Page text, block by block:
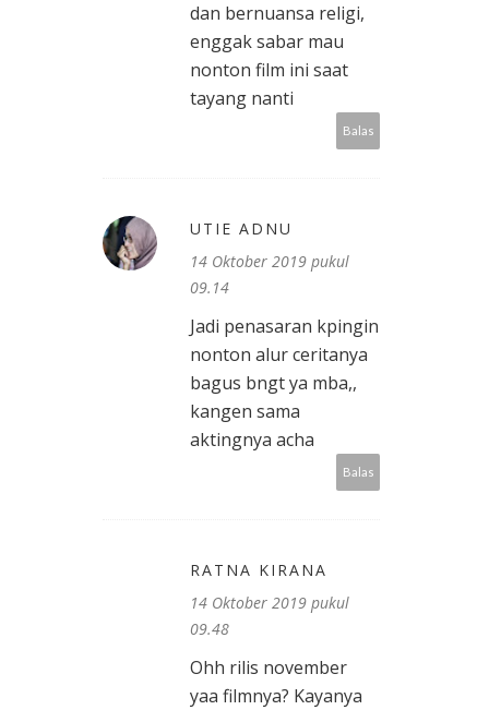
dan bernuansa religi,
enggak sabar mau
nonton film ini saat
tayang nanti
Balas
UTIE ADNU
14 Oktober 2019 pukul
09.14
Jadi penasaran kpingin
nonton alur ceritanya
bagus bngt ya mba,,
kangen sama
aktingnya acha
Balas
RATNA KIRANA
14 Oktober 2019 pukul
09.48
Ohh rilis november
yaa filmnya? Kayanya